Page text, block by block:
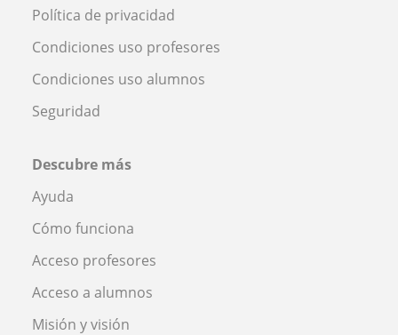
Política de privacidad
Condiciones uso profesores
Condiciones uso alumnos
Seguridad
Descubre más
Ayuda
Cómo funciona
Acceso profesores
Acceso a alumnos
Misión y visión